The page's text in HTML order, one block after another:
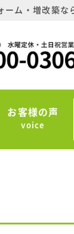
ーム・増改築な
お客様の声
voice